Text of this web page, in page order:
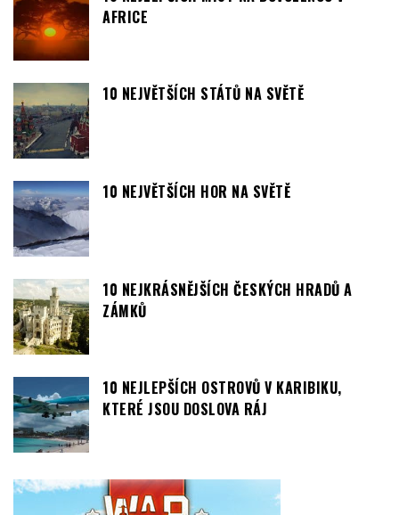
AFRICE
10 NEJVĚTŠÍCH STÁTŮ NA SVĚTĚ
10 NEJVĚTŠÍCH HOR NA SVĚTĚ
10 NEJKRÁSNĚJŠÍCH ČESKÝCH HRADŮ A
ZÁMKŮ
10 NEJLEPŠÍCH OSTROVŮ V KARIBIKU,
KTERÉ JSOU DOSLOVA RÁJ